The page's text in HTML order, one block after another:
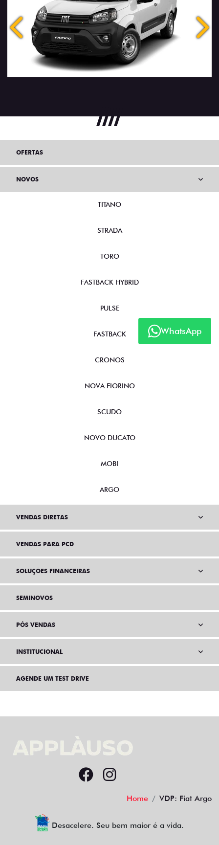
Anterior
WhatsApp
OFERTAS
NOVOS
TITANO
STRADA
TORO
FASTBACK HYBRID
PULSE
FASTBACK
CRONOS
NOVA FIORINO
SCUDO
NOVO DUCATO
MOBI
ARGO
VENDAS DIRETAS
VENDAS PARA PCD
SOLUÇÕES FINANCEIRAS
SEMINOVOS
PÓS VENDAS
INSTITUCIONAL
AGENDE UM TEST DRIVE
Home VDP: Fiat Argo
Desacelere. Seu bem maior é a vida.